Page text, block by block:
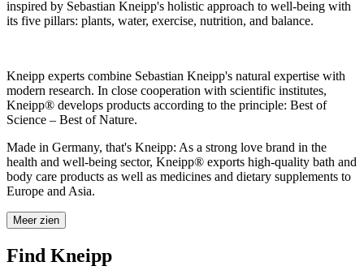
inspired by Sebastian Kneipp's holistic approach to well-being with
its five pillars: plants, water, exercise, nutrition, and balance.
Kneipp experts combine Sebastian Kneipp's natural expertise with
modern research. In close cooperation with scientific institutes,
Kneipp® develops products according to the principle: Best of
Science – Best of Nature.
Made in Germany, that's Kneipp: As a strong love brand in the
health and well-being sector, Kneipp® exports high-quality bath and
body care products as well as medicines and dietary supplements to
Europe and Asia.
Meer zien
Find Kneipp